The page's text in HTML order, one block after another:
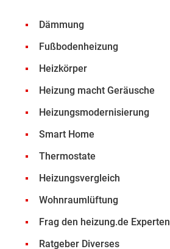
Dämmung
Fußbodenheizung
Heizkörper
Heizung macht Geräusche
Heizungsmodernisierung
Smart Home
Thermostate
Heizungsvergleich
Wohnraumlüftung
Frag den heizung.de Experten
Ratgeber Diverses